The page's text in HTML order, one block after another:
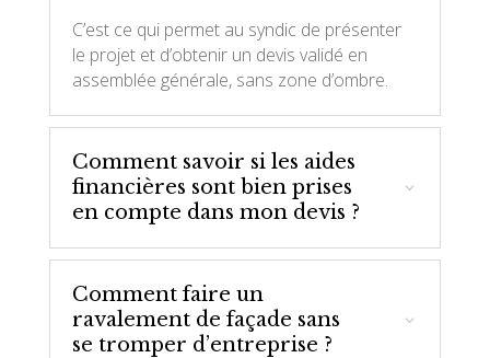
C’est ce qui permet au syndic de présenter
le projet et d’obtenir un devis validé en
assemblée générale, sans zone d’ombre.
Comment savoir si les aides
financières sont bien prises
en compte dans mon devis ?
Comment faire un
ravalement de façade sans
se tromper d’entreprise ?